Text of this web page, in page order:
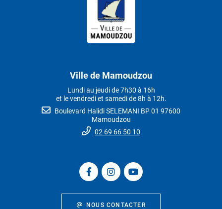
Ville de Mamoudzou
Lundi au jeudi de 7h30 à 16h
et le vendredi et samedi de 8h à 12h.
Boulevard Halidi SELEMANI BP 01 97600
Mamoudzou
02 69 66 50 10
NOUS CONTACTER